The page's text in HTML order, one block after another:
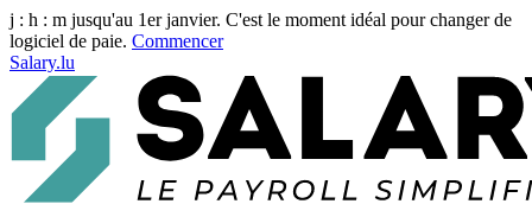
j : h : m jusqu'au 1er janvier. C'est le moment idéal pour changer de
logiciel de paie. Commencer
Salary.lu